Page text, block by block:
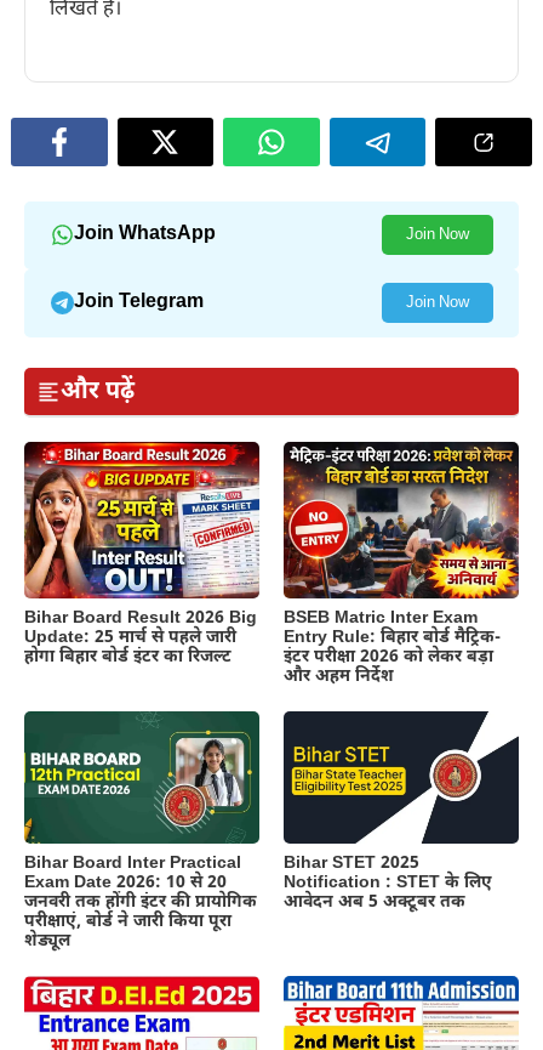
लिखते हैं।
Join WhatsApp Join Now
Join Telegram Join Now
और पढ़ें
Bihar Board Result 2026 Big
Update: 25 मार्च से पहले जारी
होगा बिहार बोर्ड इंटर का रिजल्ट
BSEB Matric Inter Exam
Entry Rule: बिहार बोर्ड मैट्रिक-
इंटर परीक्षा 2026 को लेकर बड़ा
और अहम निर्देश
Bihar Board Inter Practical
Exam Date 2026: 10 से 20
जनवरी तक होंगी इंटर की प्रायोगिक
परीक्षाएं, बोर्ड ने जारी किया पूरा
शेड्यूल
Bihar STET 2025
Notification : STET के लिए
आवेदन अब 5 अक्टूबर तक